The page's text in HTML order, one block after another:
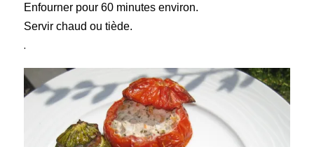
Enfourner pour 60 minutes environ.
Servir chaud ou tiède.
.